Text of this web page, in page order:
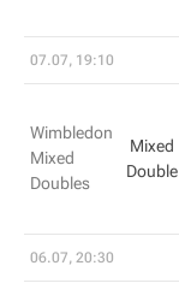
07.07, 19:10
Wimbledon
Mixed
Doubles
Mixed
Double
06.07, 20:30